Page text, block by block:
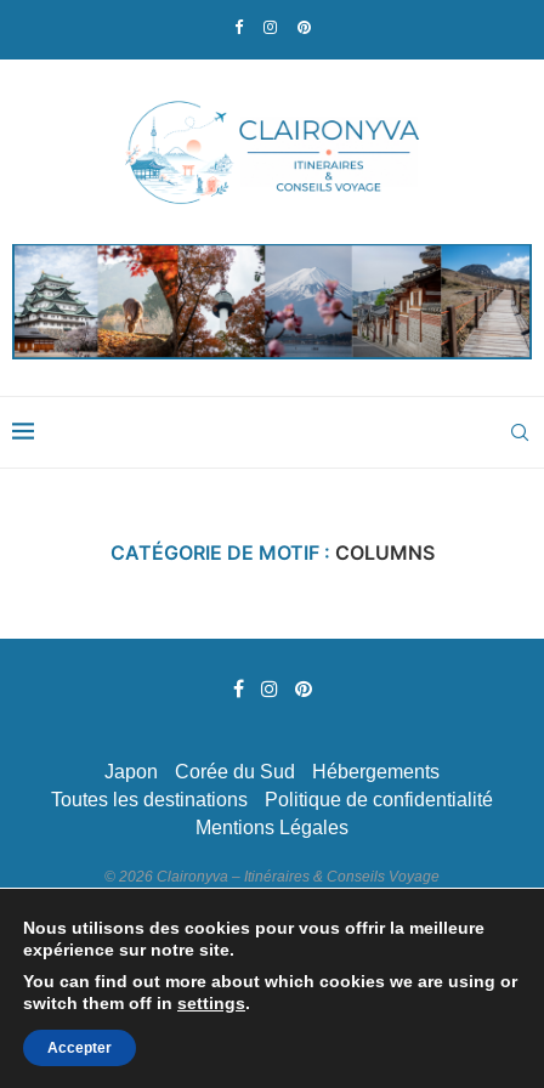
CATÉGORIE DE MOTIF : COLUMNS
Japon Corée du Sud
Hébergements
Toutes les destinations
Politique de confidentialité
Mentions Légales
© 2026 Claironyva – Itinéraires & Conseils Voyage
RETOUR EN HAUT DE LA PAGE
Nous utilisons des cookies pour vous offrir la meilleure
expérience sur notre site.
You can find out more about which cookies we are using or
switch them off in settings.
Accepter